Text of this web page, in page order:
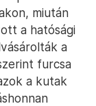
miután
a hatósági
a
furcsa
a kutak